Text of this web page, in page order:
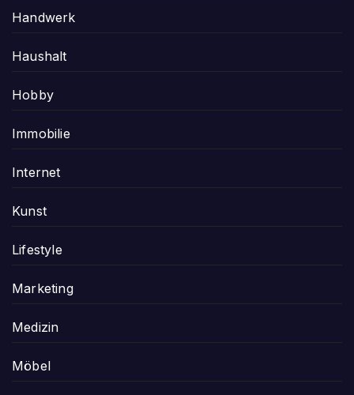
Handwerk
Haushalt
Hobby
Immobilie
Internet
Kunst
Lifestyle
Marketing
Medizin
Möbel